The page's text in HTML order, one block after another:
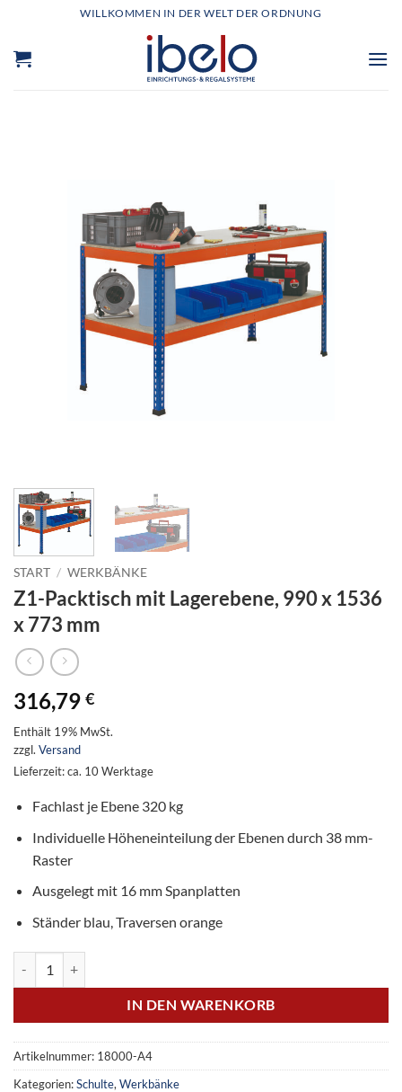
springen
WILLKOMMEN IN DER WELT DER ORDNUNG
START / WERKBÄNKE
Z1-Packtisch mit Lagerebene, 990 x 1536
x 773 mm
316,79 €
Enthält 19% MwSt.
zzgl. Versand
Lieferzeit: ca. 10 Werktage
Fachlast je Ebene 320 kg
Individuelle Höheneinteilung der Ebenen durch 38 mm-
Raster
Ausgelegt mit 16 mm Spanplatten
Ständer blau, Traversen orange
IN DEN WARENKORB
Artikelnummer: 18000-A4
Kategorien:Schulte, Werkbänke